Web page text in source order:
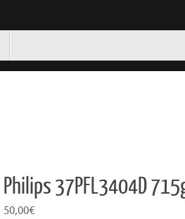
Philips 37PFL3404D
50,00€